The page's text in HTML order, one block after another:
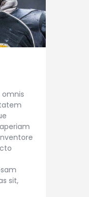
omnis
sit,